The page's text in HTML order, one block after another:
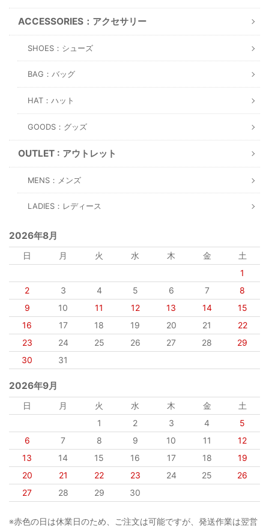
ACCESSORIES：アクセサリー
SHOES：シューズ
BAG：バッグ
HAT：ハット
GOODS：グッズ
OUTLET : アウトレット
MENS：メンズ
LADIES：レディース
2026年8月
日 月 火 水 木 金
土
1
2
3 4 5 6 7
8
9
10 11 12 13 14
15
16
17 18 19 20 21
22
23
24 25 26 27 28
29
30
31
2026年9月
日 月 火 水 木 金
土
1
2 3 4
5
6
7 8 9 10 11
12
13
14 15 16 17 18
19
20
21 22 23 24 25
26
27
28 29 30
※赤色の日は休業日のため、ご注文は可能ですが、発送作業は翌営